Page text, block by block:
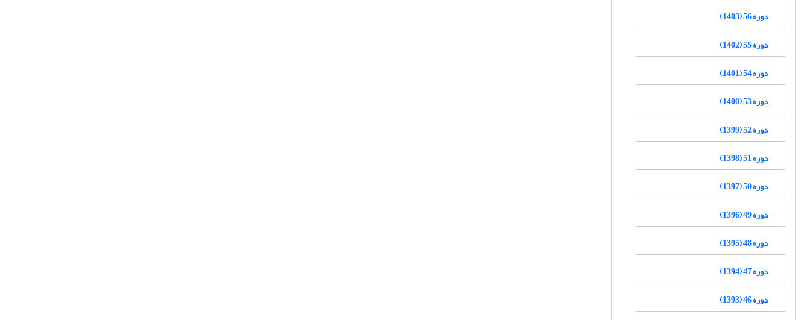
دوره 56 (1403)
دوره 55 (1402)
دوره 54 (1401)
دوره 53 (1400)
دوره 52 (1399)
دوره 51 (1398)
دوره 50 (1397)
دوره 49 (1396)
دوره 48 (1395)
دوره 47 (1394)
دوره 46 (1393)